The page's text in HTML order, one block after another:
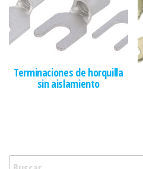
Terminaciones de horquilla
sin aislamiento
Buscar: